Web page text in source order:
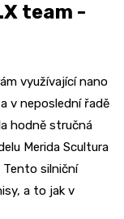
team -
využívající nano
v neposlední řadě
hodně stručná
Merida Scultura
Tento silniční
a to jak v